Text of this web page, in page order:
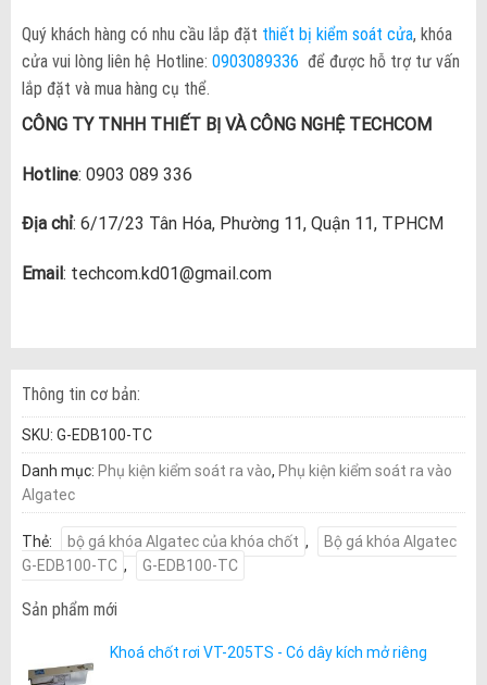
Quý khách hàng có nhu cầu lắp đặt thiết bị kiểm soát cửa, khóa
cửa vui lòng liên hệ Hotline: 0903089336 để được hỗ trợ tư vấn
lắp đặt và mua hàng cụ thể.
CÔNG TY TNHH THIẾT BỊ VÀ CÔNG NGHỆ TECHCOM
Hotline: 0903 089 336
Địa chỉ: 6/17/23 Tân Hóa, Phường 11, Quận 11, TPHCM
Email : techcom.kd01@gmail.com
Thông tin cơ bản:
SKU: G-EDB100-TC
Danh mục: Phụ kiện kiểm soát ra vào, Phụ kiện kiểm soát ra vào
Algatec
Thẻ: bộ gá khóa Algatec của khóa chốt ,
Bộ gá khóa Algatec
G-EDB100-TC , G-EDB100-TC
Sản phẩm mới
Khoá chốt rơi VT-205TS - Có dây kích mở riêng